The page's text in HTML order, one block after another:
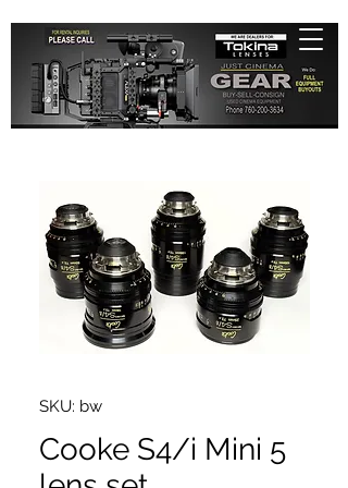
SKU: bw
Cooke S4/i Mini 5